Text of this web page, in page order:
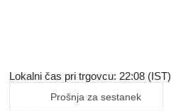
Lokalni čas pri trgovcu: 22:08 (IST)
Prošnja za sestanek